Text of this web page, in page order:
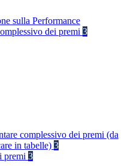
sulla Performance
dei premi 3
complessivo dei premi (da
in tabelle) 3
premi 3